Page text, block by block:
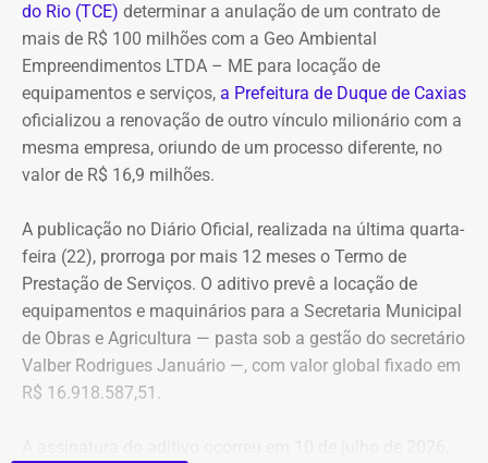
A empresa também destaca que não possui SUVs
blindados em sua frota própria, razão pela qual optou
pela locação dos veículos por meio de adesão à ata do
GSI.
Os veículos serão destinados exclusivamente aos
Suprimentos (DSU) e Segurança e Governança (DSG). O
contrato foi firmado com a empresa Rei dos Blindados
Locação de Veículos Ltda. e prevê a locação de quatro
SUVs zero quilômetro, com blindagem nível III-A, sem
motorista e sem fornecimento de combustível.
Cada automóvel custará R$ 8.977,78 por mês,
do Rio (TCE) determinar a anulação de um contrato de
mais de R$ 100 milhões com a Geo Ambiental
Empreendimentos LTDA – ME para locação de
equipamentos e serviços, a Prefeitura de Duque de Caxias
oficializou a renovação de outro vínculo milionário com a
mesma empresa, oriundo de um processo diferente, no
valor de R$ 16,9 milhões.
A publicação no Diário Oficial, realizada na última quarta-
feira (22), prorroga por mais 12 meses o Termo de
Prestação de Serviços. O aditivo prevê a locação de
equipamentos e maquinários para a Secretaria Municipal
de Obras e Agricultura — pasta sob a gestão do secretário
Valber Rodrigues Januário —, com valor global fixado em
R$ 16.918.587,51.